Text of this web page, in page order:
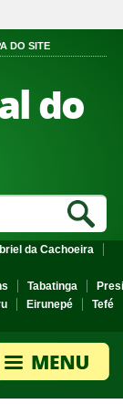
DO SITE
do
da Cachoeira
Tabatinga
Eirunepé
Tefé